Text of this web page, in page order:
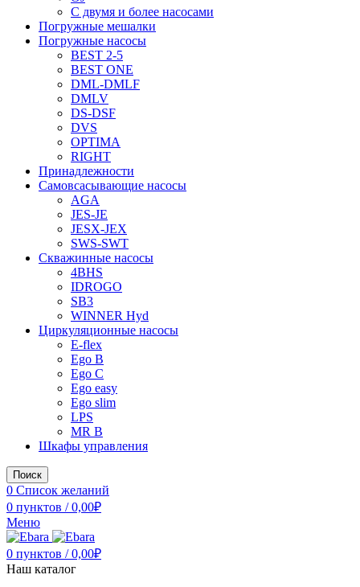
С двумя и более насосами
Погружные мешалки
Погружные насосы
BEST 2-5
BEST ONE
DML-DMLF
DMLV
DS-DSF
DVS
OPTIMA
RIGHT
Принадлежности
Самовсасывающие насосы
AGA
JES-JE
JESX-JEX
SWS-SWT
Скважинные насосы
4BHS
IDROGO
SB3
WINNER Hyd
Циркуляционные насосы
E-flex
Ego B
Ego C
Ego easy
Ego slim
LPS
MR B
Шкафы управления
Поиск
0 Список желаний
0 пунктов / 0,00₽
Меню
0 пунктов / 0,00₽
Наш каталог